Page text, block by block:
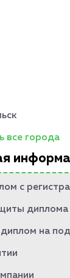
все города
с
на